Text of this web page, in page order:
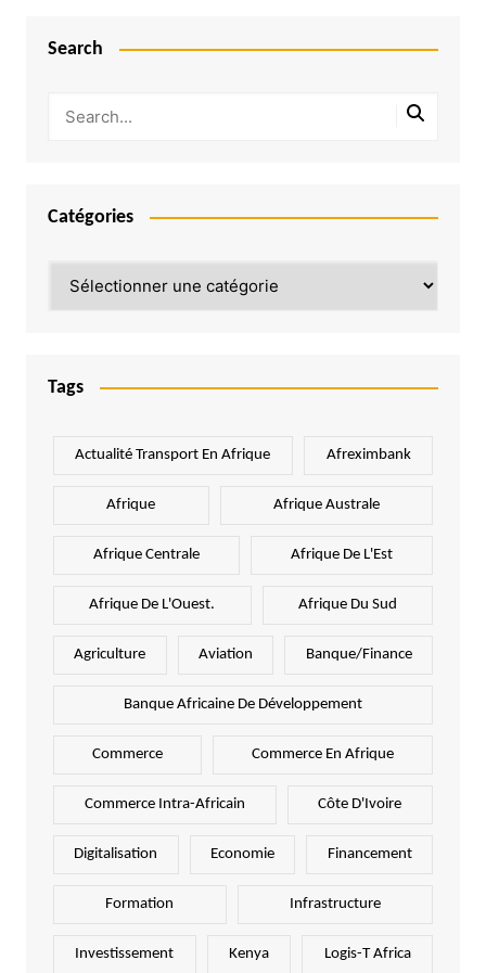
Search
Catégories
Tags
Actualité Transport En Afrique Afreximbank
Afrique Afrique Australe
Afrique Centrale Afrique De L'Est
Afrique De L'Ouest. Afrique Du Sud
Agriculture Aviation Banque/Finance
Banque Africaine De Développement
Commerce Commerce En Afrique
Commerce Intra-Africain Côte D'Ivoire
Digitalisation Economie Financement
Formation Infrastructure
Investissement Kenya Logis-T Africa